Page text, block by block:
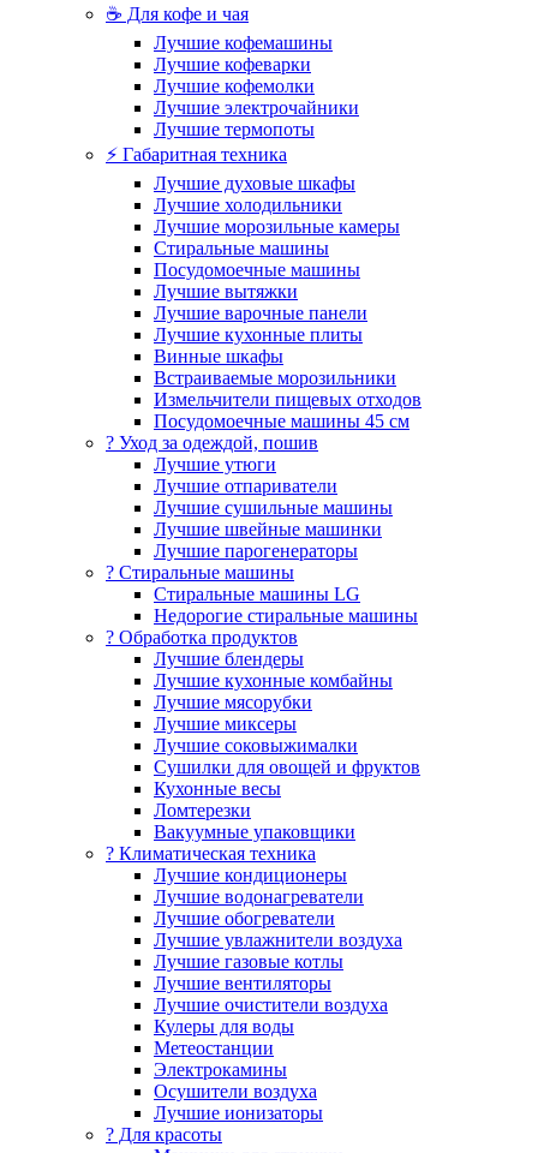
☕ Для кофе и чая
Лучшие кофемашины
Лучшие кофеварки
Лучшие кофемолки
Лучшие электрочайники
Лучшие термопоты
⚡ Габаритная техника
Лучшие духовые шкафы
Лучшие холодильники
Лучшие морозильные камеры
Стиральные машины
Посудомоечные машины
Лучшие вытяжки
Лучшие варочные панели
Лучшие кухонные плиты
Винные шкафы
Встраиваемые морозильники
Измельчители пищевых отходов
Посудомоечные машины 45 см
? Уход за одеждой, пошив
Лучшие утюги
Лучшие отпариватели
Лучшие сушильные машины
Лучшие швейные машинки
Лучшие парогенераторы
? Стиральные машины
Стиральные машины LG
Недорогие стиральные машины
? Обработка продуктов
Лучшие блендеры
Лучшие кухонные комбайны
Лучшие мясорубки
Лучшие миксеры
Лучшие соковыжималки
Сушилки для овощей и фруктов
Кухонные весы
Ломтерезки
Вакуумные упаковщики
?️ Климатическая техника
Лучшие кондиционеры
Лучшие водонагреватели
Лучшие обогреватели
Лучшие увлажнители воздуха
Лучшие газовые котлы
Лучшие вентиляторы
Лучшие очистители воздуха
Кулеры для воды
Метеостанции
Электрокамины
Осушители воздуха
Лучшие ионизаторы
? Для красоты